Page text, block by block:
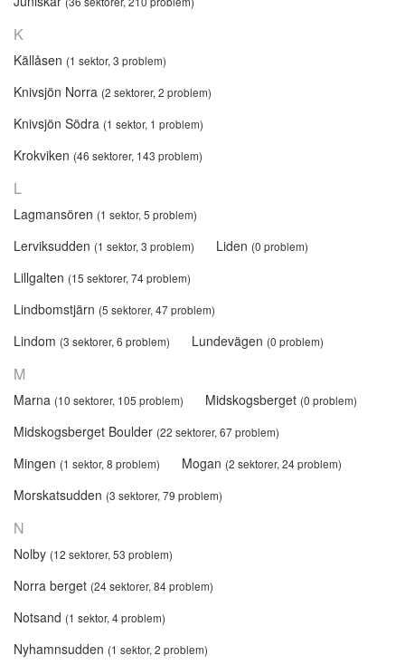
K
Källåsen (1 sektor, 3 problem)
Knivsjön Norra (2 sektorer, 2 problem)
Knivsjön Södra (1 sektor, 1 problem)
Krokviken (46 sektorer, 143 problem)
L
Lagmansören (1 sektor, 5 problem)
Lerviksudden (1 sektor, 3 problem) Liden (0 problem)
Lillgalten (15 sektorer, 74 problem)
Lindbomstjärn (5 sektorer, 47 problem)
Lindom (3 sektorer, 6 problem) Lundevägen (0 problem)
M
Marna (10 sektorer, 105 problem) Midskogsberget (0 problem)
Midskogsberget Boulder (22 sektorer, 67 problem)
Mingen (1 sektor, 8 problem) Mogan (2 sektorer, 24 problem)
Morskatsudden (3 sektorer, 79 problem)
N
Nolby (12 sektorer, 53 problem)
Norra berget (24 sektorer, 84 problem)
Notsand (1 sektor, 4 problem)
Nyhamnsudden (1 sektor, 2 problem)